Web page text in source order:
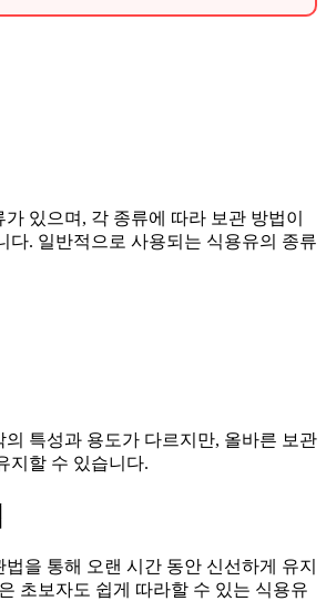
있으며, 각 종류에 따라 보관 방법이
다. 일반적으로 사용되는 식용유의 종류
의 특성과 용도가 다르지만, 올바른 보관
지할 수 있습니다.
을 통해 오랜 시간 동안 신선하게 유지
초보자도 쉽게 따라할 수 있는 식용유